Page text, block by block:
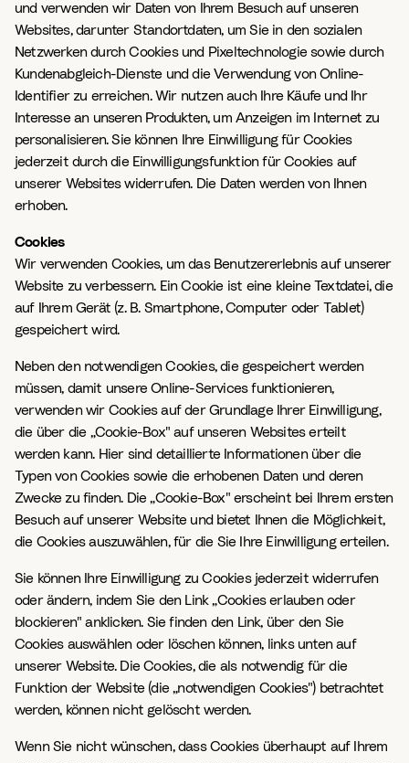
und verwenden wir Daten von Ihrem Besuch auf unseren
Websites, darunter Standortdaten, um Sie in den sozialen
Netzwerken durch Cookies und Pixeltechnologie sowie durch
Kundenabgleich-Dienste und die Verwendung von Online-
Identifier zu erreichen. Wir nutzen auch Ihre Käufe und Ihr
Interesse an unseren Produkten, um Anzeigen im Internet zu
personalisieren. Sie können Ihre Einwilligung für Cookies
jederzeit durch die Einwilligungsfunktion für Cookies auf
unserer Websites widerrufen. Die Daten werden von Ihnen
erhoben.
Cookies
Wir verwenden Cookies, um das Benutzererlebnis auf unserer
Website zu verbessern. Ein Cookie ist eine kleine Textdatei, die
auf Ihrem Gerät (z. B. Smartphone, Computer oder Tablet)
gespeichert wird.
Neben den notwendigen Cookies, die gespeichert werden
müssen, damit unsere Online-Services funktionieren,
verwenden wir Cookies auf der Grundlage Ihrer Einwilligung,
die über die „Cookie-Box" auf unseren Websites erteilt
werden kann. Hier sind detaillierte Informationen über die
Typen von Cookies sowie die erhobenen Daten und deren
Zwecke zu finden. Die „Cookie-Box" erscheint bei Ihrem ersten
Besuch auf unserer Website und bietet Ihnen die Möglichkeit,
die Cookies auszuwählen, für die Sie Ihre Einwilligung erteilen.
Sie können Ihre Einwilligung zu Cookies jederzeit widerrufen
oder ändern, indem Sie den Link „Cookies erlauben oder
blockieren" anklicken. Sie finden den Link, über den Sie
Cookies auswählen oder löschen können, links unten auf
unserer Website. Die Cookies, die als notwendig für die
Funktion der Website (die „notwendigen Cookies") betrachtet
werden, können nicht gelöscht werden.
Wenn Sie nicht wünschen, dass Cookies überhaupt auf Ihrem